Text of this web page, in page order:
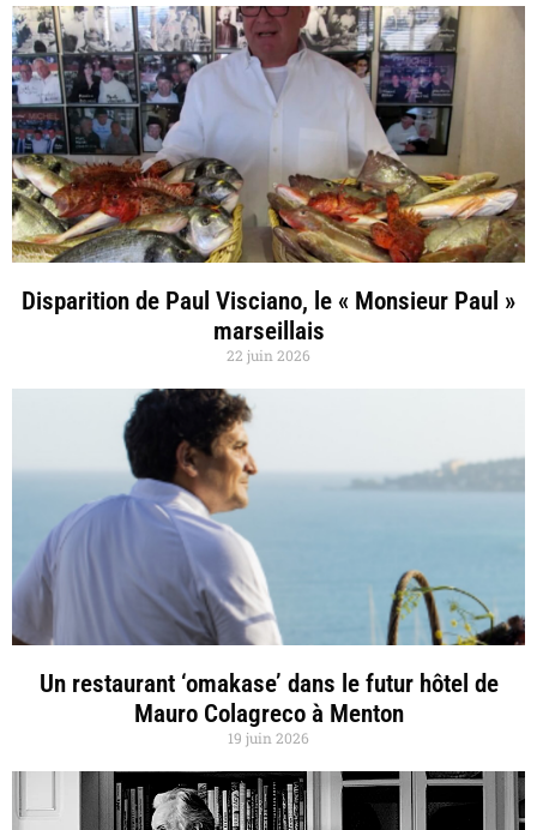
Disparition de Paul Visciano, le « Monsieur Paul »
marseillais
22 juin 2026
Un restaurant ‘omakase’ dans le futur hôtel de
Mauro Colagreco à Menton
19 juin 2026